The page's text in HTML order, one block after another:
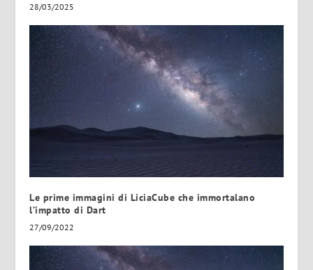
28/03/2025
Le prime immagini di LiciaCube che immortalano
l’impatto di Dart
27/09/2022